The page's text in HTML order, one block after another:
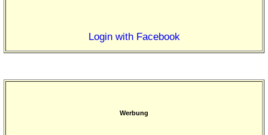
Login with Facebook
Werbung